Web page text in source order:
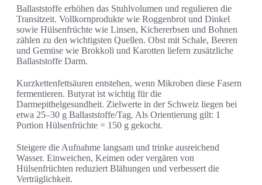
Ballaststoffe erhöhen das Stuhlvolumen und regulieren die
Transitzeit. Vollkornprodukte wie Roggenbrot und Dinkel
sowie Hülsenfrüchte wie Linsen, Kichererbsen und Bohnen
zählen zu den wichtigsten Quellen. Obst mit Schale, Beeren
und Gemüse wie Brokkoli und Karotten liefern zusätzliche
Ballaststoffe Darm.
Kurzkettenfettsäuren entstehen, wenn Mikroben diese Fasern
fermentieren. Butyrat ist wichtig für die
Darmepithelgesundheit. Zielwerte in der Schweiz liegen bei
etwa 25–30 g Ballaststoffe/Tag. Als Orientierung gilt: 1
Portion Hülsenfrüchte = 150 g gekocht.
Steigere die Aufnahme langsam und trinke ausreichend
Wasser. Einweichen, Keimen oder vergären von
Hülsenfrüchten reduziert Blähungen und verbessert die
Verträglichkeit.